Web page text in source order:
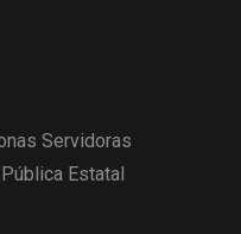
Servidoras
Estatal